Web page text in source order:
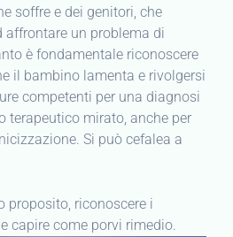
soffre e dei genitori, che
affrontare un problema di
è fondamentale riconoscere
il bambino lamenta e rivolgersi
competenti per una diagnosi
terapeutico mirato, anche per
Si può cefalea a
proposito, riconoscere i
capire come porvi rimedio.